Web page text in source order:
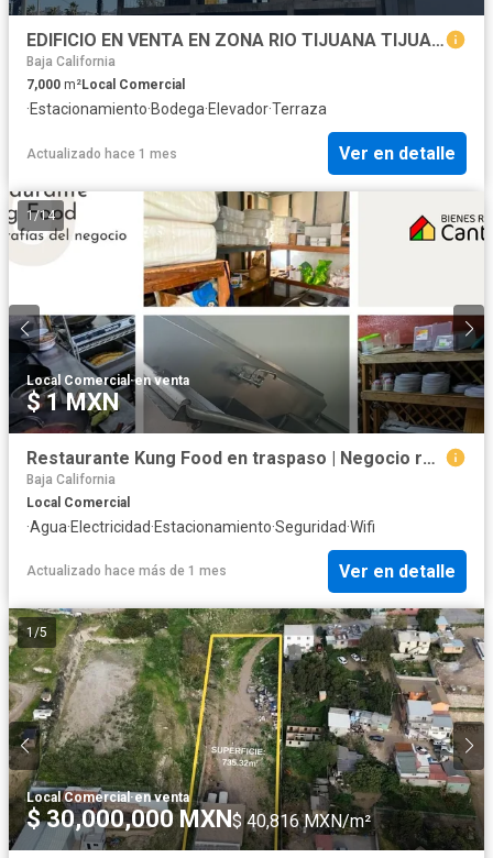
EDIFICIO EN VENTA EN ZONA RIO TIJUANA TIJUANA
Baja California
7,000 m²Local Comercial
·Estacionamiento·Bodega·Elevador·Terraza
Actualizado hace 1 mes Ver en detalle
1/14
Local Comercial·en venta
$ 1 MXN
Restaurante Kung Food en traspaso | Negocio rentable en operación | Col. Revolución, Ensenada
Baja California
Local Comercial
·Agua·Electricidad·Estacionamiento·Seguridad·Wifi
Actualizado hace más de 1 mes Ver en detalle
1/5
Local Comercial ·en venta
$ 30,000,000 MXN $ 40,816 MXN/m²